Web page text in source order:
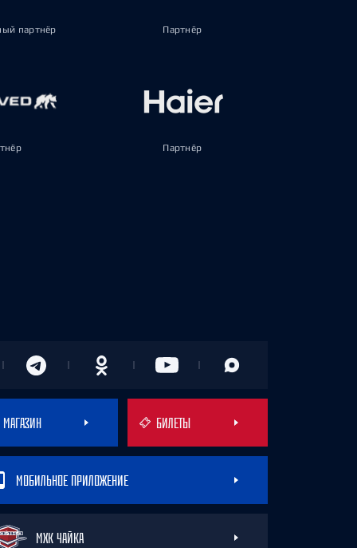
партнёр Партнёр
Партнёр
МАГАЗИН БИЛЕТЫ
МОБИЛЬНОЕ ПРИЛОЖЕНИЕ
МХК ЧАЙКА